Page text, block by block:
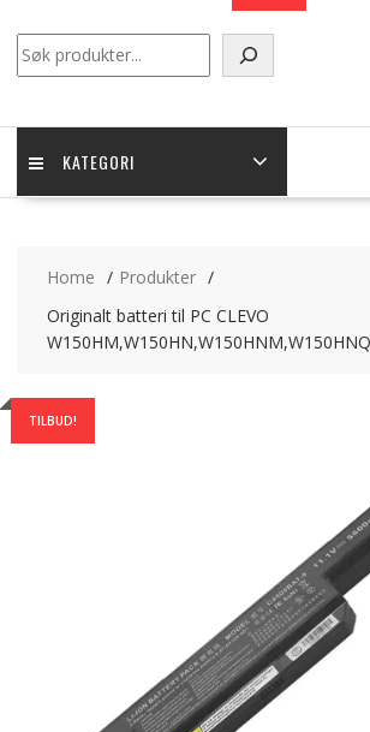
KATEGORI
Home
Produkter
Originalt batteri til PC CLEVO
TILBUD!